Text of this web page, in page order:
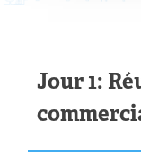
Jour 1: